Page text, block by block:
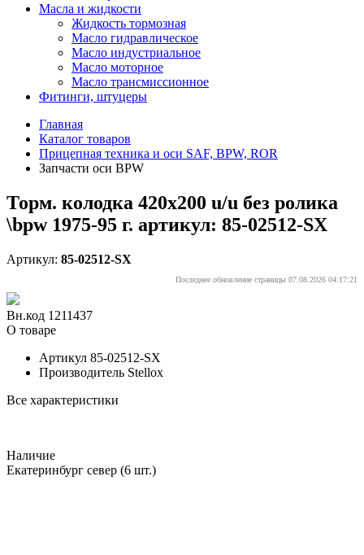
Масла и жидкости
Жидкость тормозная
Масло гидравлическое
Масло индустриальное
Масло моторное
Масло трансмиссионное
Фитинги, штуцеры
Главная
Каталог товаров
Прицепная техника и оси SAF, BPW, ROR
Запчасти оси BPW
Торм. колодка 420x200 u/u без ролика
\bpw 1975-95 г. артикул: 85-02512-SX
Артикул: 85-02512-SX
Последнее обновление страницы 07.08.2026 04:17:21
Вн.код 1211437
О товаре
Артикул 85-02512-SX
Производитель Stellox
Все характеристики
Наличие
Екатеринбург север (6 шт.)